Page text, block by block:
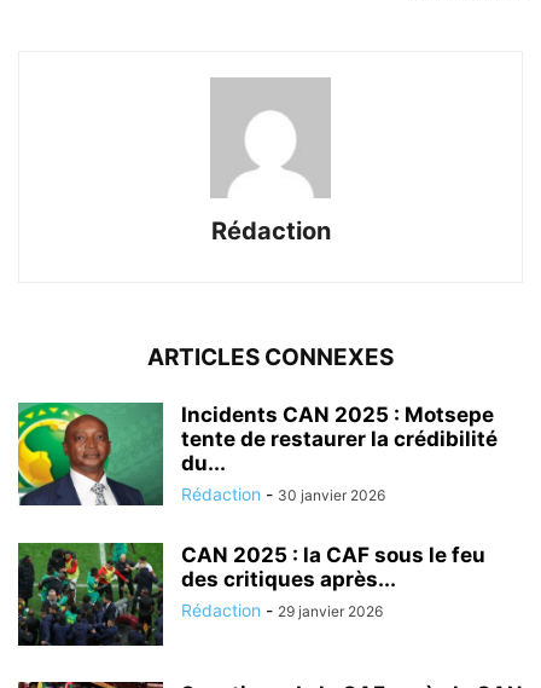
Rédaction
ARTICLES CONNEXES
Incidents CAN 2025 : Motsepe
tente de restaurer la crédibilité
du...
Rédaction - 30 janvier 2026
CAN 2025 : la CAF sous le feu
des critiques après...
Rédaction - 29 janvier 2026